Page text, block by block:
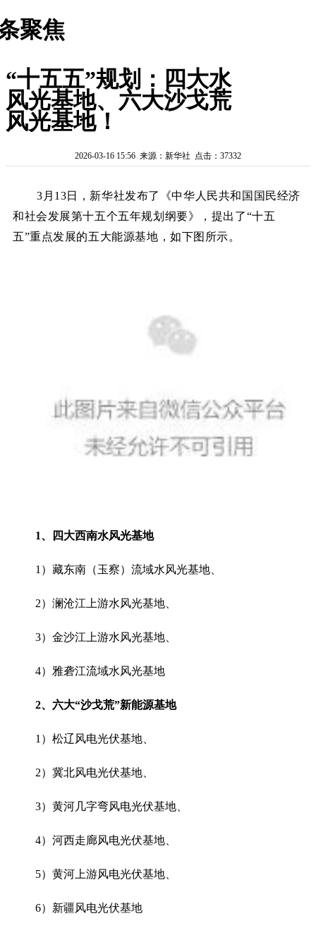
聚焦
“十五五”规划：四大水
风光基地、六大沙戈荒
风光基地！
2026-03-16 15:56 来源：新华社 点击：37332
3 月13日，新华社发布了
《中华人民共和国国民经济
和社会发展第十五个五年规划纲要》，提出了“十五
五”重点发展的五大能源基地，如下图所示。
1、四大西南水风光基地
1）藏东南（玉察）流域水风光基地、
2） 澜沧江上游水风光基地、
3）金沙江上游水风光基地、
4）雅砻江流域水风光基地
2、六大“沙戈荒”新能源基地
1）松辽风电光伏基地、
2）冀北风电光伏基地、
3）黄河几字弯风电光伏基地、
4）河西走廊风电光伏基地、
5）黄河上游风电光伏基地、
6）新疆风电光伏基地